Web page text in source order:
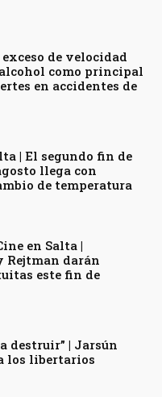
de velocidad
como principal
en accidentes de
| El segundo fin de
llega con
de temperatura
en Salta |
Rejtman darán
este fin de
destruir” | Jarsún
los libertarios